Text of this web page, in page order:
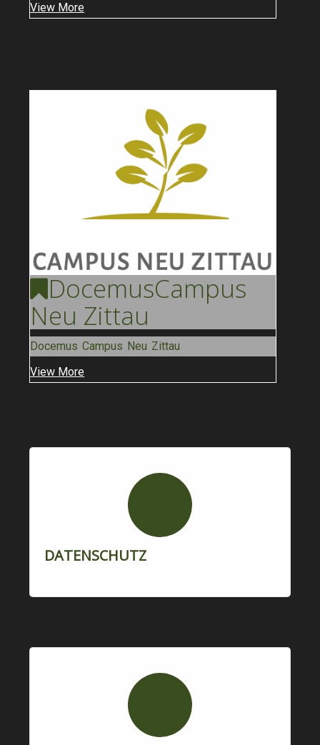
View More
DocemusCampus
Neu Zittau
Docemus Campus Neu Zittau
View More
DATENSCHUTZ